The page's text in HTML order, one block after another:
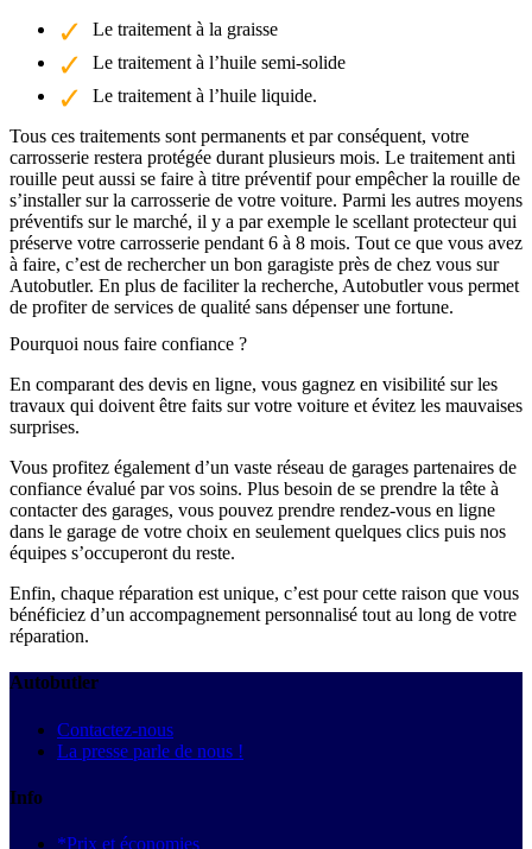
Le traitement à la graisse
Le traitement à l’huile semi-solide
Le traitement à l’huile liquide.
Tous ces traitements sont permanents et par conséquent, votre
carrosserie restera protégée durant plusieurs mois. Le traitement anti
rouille peut aussi se faire à titre préventif pour empêcher la rouille de
s’installer sur la carrosserie de votre voiture. Parmi les autres moyens
préventifs sur le marché, il y a par exemple le scellant protecteur qui
préserve votre carrosserie pendant 6 à 8 mois. Tout ce que vous avez
à faire, c’est de rechercher un bon garagiste près de chez vous sur
Autobutler. En plus de faciliter la recherche, Autobutler vous permet
de profiter de services de qualité sans dépenser une fortune.
Pourquoi nous faire confiance ?
En comparant des devis en ligne, vous gagnez en visibilité sur les
travaux qui doivent être faits sur votre voiture et évitez les mauvaises
surprises.
Vous profitez également d’un vaste réseau de garages partenaires de
confiance évalué par vos soins. Plus besoin de se prendre la tête à
contacter des garages, vous pouvez prendre rendez-vous en ligne
dans le garage de votre choix en seulement quelques clics puis nos
équipes s’occuperont du reste.
Enfin, chaque réparation est unique, c’est pour cette raison que vous
bénéficiez d’un accompagnement personnalisé tout au long de votre
réparation.
Autobutler
Contactez-nous
La presse parle de nous !
Info
*Prix et économies